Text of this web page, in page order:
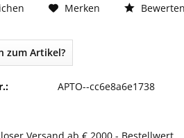
Merken Bewerten
zum Artikel?
APTO--cc6e8a6e1738